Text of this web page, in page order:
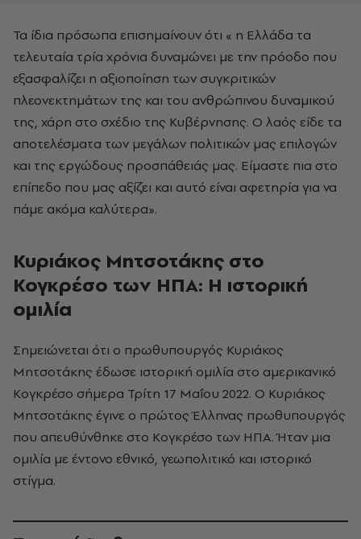
Τα ίδια πρόσωπα επισημαίνουν ότι « η Ελλάδα τα
τελευταία τρία χρόνια δυναμώνει με την πρόοδο που
εξασφαλίζει η αξιοποίηση των συγκριτικών
πλεονεκτημάτων της και του ανθρώπινου δυναμικού
της, χάρη στο σχέδιο της Κυβέρνησης. Ο λαός είδε τα
αποτελέσματα των μεγάλων πολιτικών μας επιλογών
και της εργώδους προσπάθειάς μας. Είμαστε πια στο
επίπεδο που μας αξίζει και αυτό είναι αφετηρία για να
πάμε ακόμα καλύτερα».
Κυριάκος Μητσοτάκης στο
Κογκρέσο των ΗΠΑ: Η ιστορική
ομιλία
Σημειώνεται ότι ο πρωθυπουργός Κυριάκος
Μητσοτάκης έδωσε ιστορική ομιλία στο αμερικανικό
Κογκρέσο σήμερα Τρίτη 17 Μαΐου 2022. O Κυριάκος
Μητσοτάκης έγινε ο πρώτος Έλληνας πρωθυπουργός
που απευθύνθηκε στο Κογκρέσο των ΗΠΑ. Ήταν μια
ομιλία με έντονο εθνικό, γεωπολιτικό και ιστορικό
στίγμα.